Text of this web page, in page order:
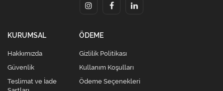
KURUMSAL
Hakkımızda
Güvenlik
Teslimat ve İade
ÖDEME
Gizlilik Politikası
Kullanım Koşulları
Ödeme Seçenekleri